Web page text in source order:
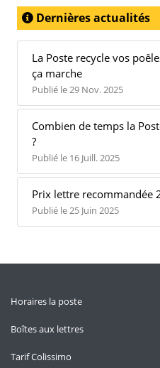
Dernières actualités
La Poste recycle vos
ça marche
Publié le 29 Nov. 2025
Combien de temps la
?
Publié le 16 Juill. 2025
Prix lettre recommandée
Publié le 25 Juin 2025
Horaires la poste
Boîtes aux lettres
Tarif Colissimo